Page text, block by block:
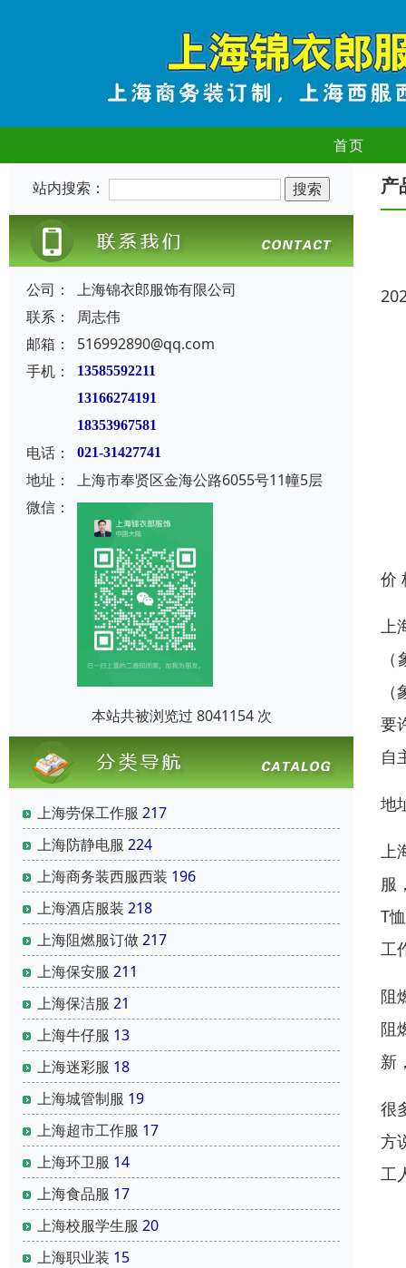
首页
站内搜索：
公司：
上海锦衣郎服饰有限公司
联系：
周志伟
邮箱：
516992890@qq.com
手机：
13585592211
13166274191
18353967581
电话： 021-31427741
地址：
上海市奉贤区金海公路6055号11幢5层
微信：
本站共被浏览过 8041154 次
上海劳保工作服 217
上海防静电服 224
上海商务装西服西装 196
上海酒店服装 218
上海阻燃服订做217
上海保安服 211
上海保洁服 21
上海牛仔服 13
上海迷彩服 18
上海城管制服 19
上海超市工作服 17
上海环卫服 14
上海食品服 17
上海校服学生服 20
上海职业装 15
产
价
上
要
自
地
上
服
T
工
阻
阻
新
很
方
工